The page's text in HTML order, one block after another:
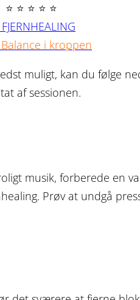
⭐ ⭐ ⭐ ⭐ ⭐
i kroppen
muligt, kan du følge
af sessionen.
musik, forberede en
Prøv at undgå